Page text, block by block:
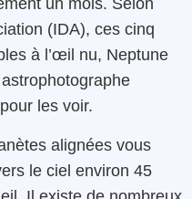
un mois. Selon
(IDA), ces cinq
à l’œil nu, Neptune
les voir.
alignées vous
le ciel environ 45